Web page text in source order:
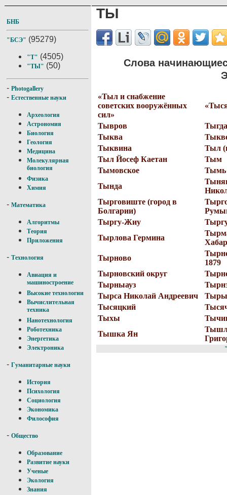
БНБ
"БСЭ" (95279)
"Т" (4505)
"ТЫ" (50)
- Photogallery
- Естественные науки
Археология
Астрономия
Биология
Геология
Медицина
Молекулярная
биология
Физика
Химия
- Математика
Алгоритмы
Теория
Приложения
- Технология
Авиация и
машиностроение
Высокие технологии
Вычислительная
техника
Нанотехнология
Роботехника
Энергетика
Электроника
- Гуманитарные науки
История
Психология
Социология
Экономика
Философия
- Общество
Образование
Развитие науки
Ученые
Экология
Знания
ТЫ
Слова
«Тыл и снабжение
советских вооружённых
сил»
Тывров
Тыгда
Тыква
Тыквина
Тыл
Тыл Йосеф Каетан
Тым
Тымовское
Тымь
Тында
Тырговиште (город в
Болгарии)
Тыргу-Жиу
Тырлова Гермина
Тырново
1879
Тырновский округ
Тырныауз
Тырса Николай Андреевич
Тыры
Тысяцкий
Тыхы
Тышка Ян